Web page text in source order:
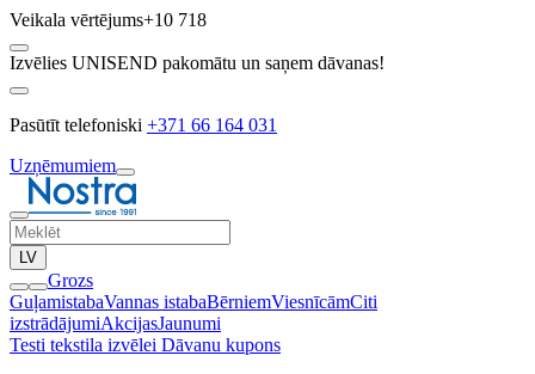
Veikala vērtējums+10 718
Izvēlies UNISEND pakomātu un saņem dāvanas!
Pasūtīt telefoniski +371 66 164 031
Uzņēmumiem
LV
Grozs
GuļamistabaVannas istabaBērniemViesnīcāmCiti
izstrādājumiAkcijasJaunumi
Testi tekstila izvēlei Dāvanu kupons